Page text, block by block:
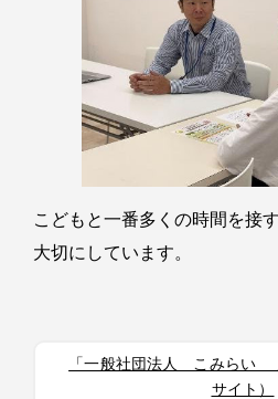
こどもと一番多くの時間を接
大切にしています。
「一般社団法人 こみらい
サイト）